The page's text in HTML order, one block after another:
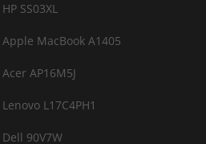
SS03XL
MacBook A1405
AP16M5J
L17C4PH1
90V7W